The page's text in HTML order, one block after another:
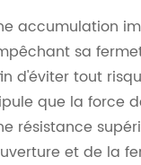
accumulation
sa
d'éviter tout
que la force
résistance
et de la